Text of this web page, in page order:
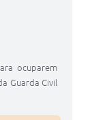
ocuparem
Guarda Civil